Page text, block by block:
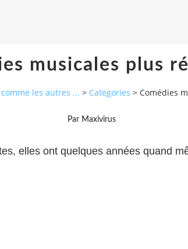
musicales plus
les autres ... > Categories > Comédies
Par Maxivirus
elles ont quelques années quand